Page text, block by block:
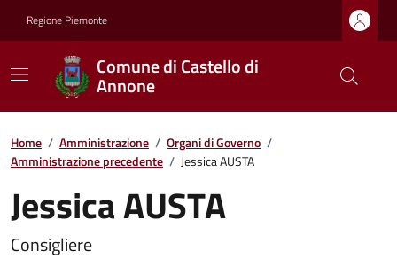
Regione Piemonte
Comune di Castello di
Annone
Home / Amministrazione / Organi di Governo /
Amministrazione precedente / Jessica AUSTA
Jessica AUSTA
Consigliere